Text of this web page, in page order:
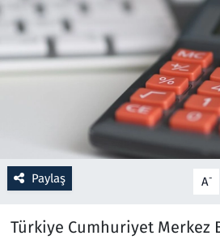
Paylaş A-
Türkiye Cumhuriyet Merkez
Oyun
Ramazan
Resmi İlanlar
Rüya Tabirleri
Sağlık
Savunma Sanayi